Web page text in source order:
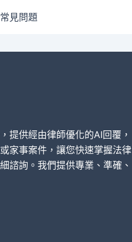
常見問題
提供經由律師優化的AI回覆，
家事案件，讓您快速掌握法律
諮詢。我們提供專業、準確、